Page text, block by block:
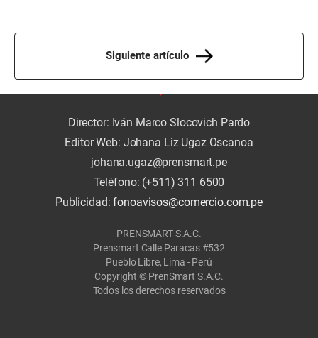
Siguiente artículo
Director: Iván Marco Slocovich Pardo
Editor Web: Johana Liz Ugaz Oscanoa
johana.ugaz@prensmart.pe
Teléfono: (+511) 311 6500
Publicidad:fonoavisos@comercio.com.pe
PRENSMART S.A.C.
Prensmart Calle Paracas #532
Pueblo Libre, Lima - Perú
Copyright © PrenSmart S.A.C.
Todos los derechos reservados